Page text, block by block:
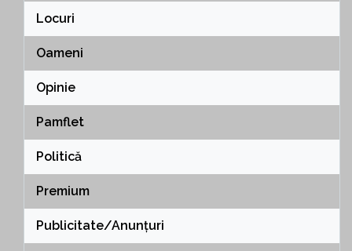
Locuri
Oameni
Opinie
Pamflet
Politică
Premium
Publicitate/Anunțuri